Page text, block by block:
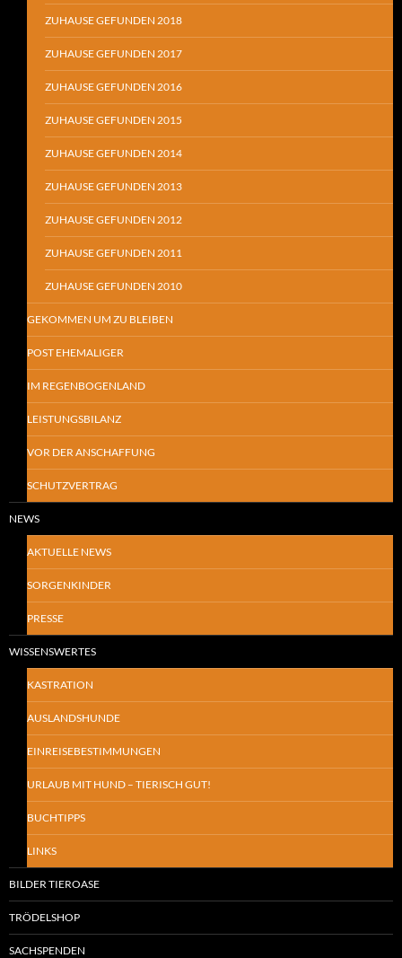
ZUHAUSE GEFUNDEN 2018
ZUHAUSE GEFUNDEN 2017
ZUHAUSE GEFUNDEN 2016
ZUHAUSE GEFUNDEN 2015
ZUHAUSE GEFUNDEN 2014
ZUHAUSE GEFUNDEN 2013
ZUHAUSE GEFUNDEN 2012
ZUHAUSE GEFUNDEN 2011
ZUHAUSE GEFUNDEN 2010
GEKOMMEN UM ZU BLEIBEN
POST EHEMALIGER
IM REGENBOGENLAND
LEISTUNGSBILANZ
VOR DER ANSCHAFFUNG
SCHUTZVERTRAG
NEWS
AKTUELLE NEWS
SORGENKINDER
PRESSE
WISSENSWERTES
KASTRATION
AUSLANDSHUNDE
EINREISEBESTIMMUNGEN
URLAUB MIT HUND – TIERISCH GUT!
BUCHTIPPS
LINKS
BILDER TIEROASE
TRÖDELSHOP
SACHSPENDEN